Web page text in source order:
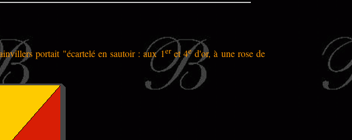
portait "écartelé en sautoir : aux 1eret 4ed'or, à une rose de